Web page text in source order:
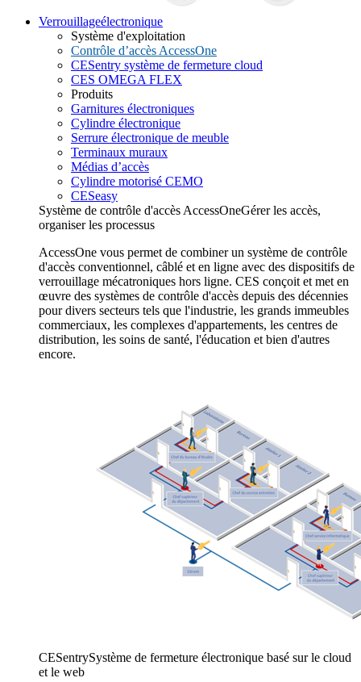
Verrouillageélectronique
Système d'exploitation
Contrôle d’accès AccessOne
CESentry système de fermeture cloud
CES OMEGA FLEX
Produits
Garnitures électroniques
Cylindre électronique
Serrure électronique de meuble
Terminaux muraux
Médias d’accès
Cylindre motorisé CEMO
CESeasy
Système de contrôle d'accès AccessOneGérer les accès,
organiser les processus
AccessOne vous permet de combiner un système de contrôle
d'accès conventionnel, câblé et en ligne avec des dispositifs de
verrouillage mécatroniques hors ligne. CES conçoit et met en
œuvre des systèmes de contrôle d'accès depuis des décennies
pour divers secteurs tels que l'industrie, les grands immeubles
commerciaux, les complexes d'appartements, les centres de
distribution, les soins de santé, l'éducation et bien d'autres
encore.
CESentrySystème de fermeture électronique basé sur le cloud
et le web